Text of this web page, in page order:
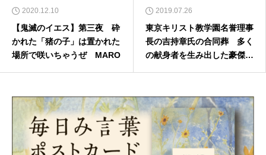
2020.12.10
【鬼滅のイエス】第三夜 砕
かれた「猪の子」は置かれた
場所で咲いちゃうぜ MARO
2019.07.26
東京キリスト教学園名誉理事
長の吉持章氏の合同葬 多く
の献身者を生み出した豪傑に